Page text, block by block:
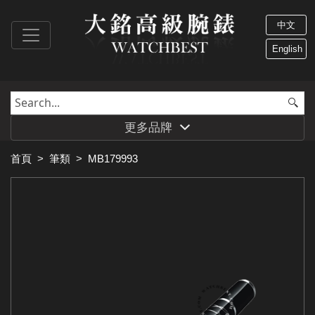
中文
English
更多品牌
首頁 > 筆類 > MB179993